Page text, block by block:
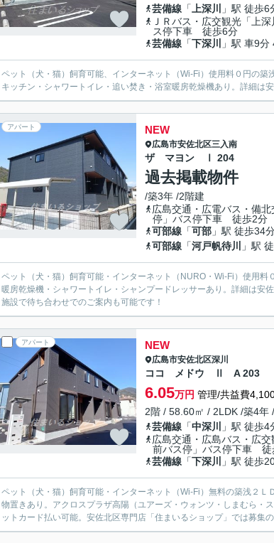
芸備線 「 上深川
」駅 徒歩6
ＪＲバス・広交観光「上
ス停下車 徒歩6分
芸備線 「下深川 」駅 車9分
ペット（犬・猫）飼育可能、インターネット（Wi-Fi）使用料０円の
キッチン・シャワートイレ・追い焚き・浴室暖房乾燥機あり。詳細は
アパート NEW
広島市安佐北区三入南
ザ マヨン Ⅰ 204
過去掲載物件
/築3年 /2階建
広島交通・広電バス・備
停」バス停下車 徒歩2分
可部線 「可部 」駅 徒歩34
可部線 「河戸帆待川 」駅
ペット（犬・猫）飼育可能・インターネット（NURO・Wi-Fi）使用
暖房乾燥機・シャワートイレ・シャンプードレッサーあり。詳細は安
施設で待ち合わせでのご案内も可能です！
アパート NEW
広島市安佐北区深川
ココ メドウ Ⅱ A 203
6.05万円 管理/共益費
2階 / 58.60㎡ / 2LDK /築4年
芸備線 「中深川
」駅 徒歩4
広島交通・広島バス・広
前バス停」バス停下車 徒
芸備線 「下深川 」駅 徒歩
ペット（犬・猫）飼育可能・インターネット（Wi-Fi）無料の築浅２
物置きあり。アクロスプラザ高陽（ユアーズ・ウォンツ・しまむら・
ットカード払い可能。安佐北区専門店「住まいるショップ」では募集